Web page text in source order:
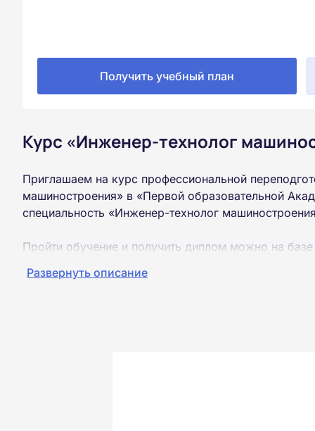
Получить учебный план
Курс «Инженер-технолог
Приглашаем на курс профессиональной
машиностроения» в «Первой образовательной
специальность «Инженер-технолог
Пройти обучение и получить диплом можно на
Развернуть описание